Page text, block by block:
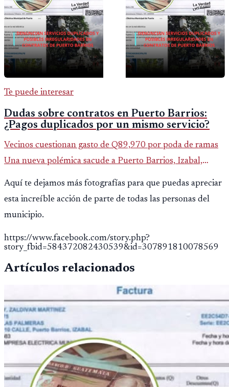
Te puede interesar
Dudas sobre contratos en Puerto Barrios:
¿Pagos duplicados por un mismo servicio?
Vecinos cuestionan gasto de Q89,970 por poda de ramas
Una nueva polémica sacude a Puerto Barrios, Izabal,
luego de que saliera a la luz un contrato municipal que
asigna casi Q90 mi
Aquí te dejamos más fotografías para que puedas apreciar
esta increíble acción de parte de todas las personas del
municipio.
https://www.facebook.com/story.php?
story_fbid=584372082430539&id=307891810078569
Artículos relacionados